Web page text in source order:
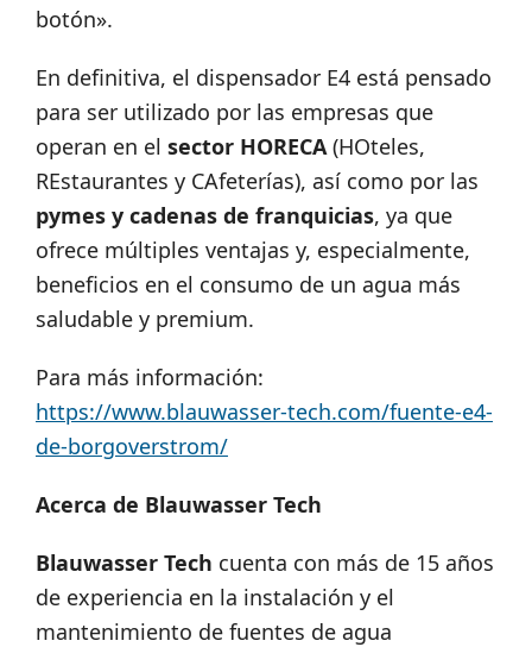
botón».
En definitiva, el dispensador E4 está pensado
para ser utilizado por las empresas que
operan en el sector HORECA (HOteles,
REstaurantes y CAfeterías), así como por las
pymes y cadenas de franquicias, ya que
ofrece múltiples ventajas y, especialmente,
beneficios en el consumo de un agua más
saludable y premium.
Para más información:
https://www.blauwasser-tech.com/fuente-e4-
de-borgoverstrom/
Acerca de Blauwasser Tech
Blauwasser Tech cuenta con más de 15 años
de experiencia en la instalación y el
mantenimiento de fuentes de agua